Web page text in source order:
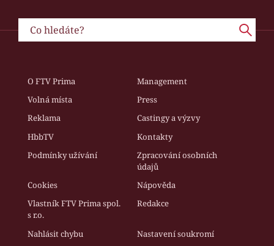
O FTV Prima
Management
Volná místa
Press
Reklama
Castingy a výzvy
HbbTV
Kontakty
Podmínky užívání
Zpracování osobních
údajů
Cookies
Nápověda
Vlastník FTV Prima spol.
s r.o.
Redakce
Nahlásit chybu Nastavení soukromí